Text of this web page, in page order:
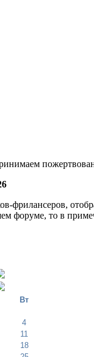
фрилансеров,
форуме, то в
Вт
4
11
18